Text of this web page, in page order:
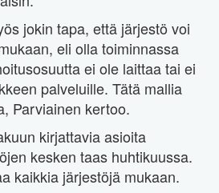
jokin tapa, että järjestö voi
eli olla toiminnassa
ei ole laittaa tai ei
palveluille. Tätä mallia
Parviainen kertoo.
kirjattavia asioita
kesken taas huhtikuussa.
kaikkia järjestöjä mukaan.